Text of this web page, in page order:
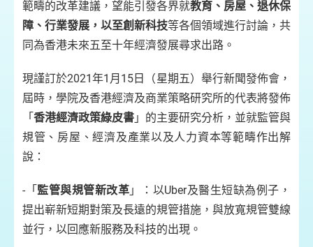
範疇的改革建議，望能引發各界就教育、房屋、退休保
障、行業發展，以至創新科技等各個領域進行討論，共
同為香港未來五至十年經濟發展尋求出路。
現謹訂於2021年1月15日（星期五）舉行新聞發佈會，
屆時，學院及香港經濟及商業策略研究所的代表將發佈
「 香港經濟政策綠皮書 」的主要研究分析，並就監管與
規管、房屋、經濟及產業以及人力資本等範疇作出解
說：
-「監管與規管新改革 」：以Uber及醫生短缺為例子，
提出嶄新短期對策及長遠的規管措施，與放寬規管雙線
並行，以回應新服務及科技的出現。